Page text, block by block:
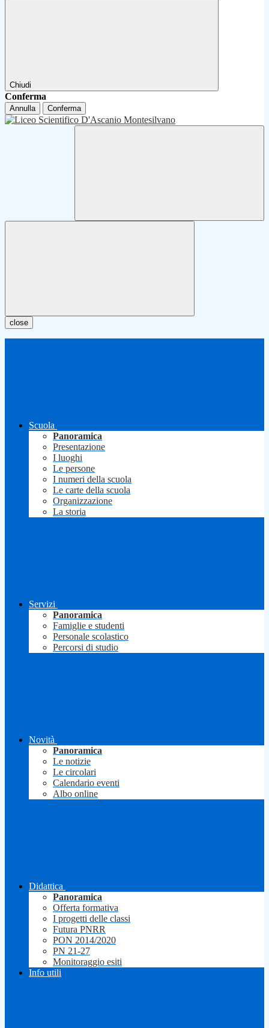
Chiudi
Conferma
Annulla Conferma
close
Scuola
Panoramica
Presentazione
I luoghi
Le persone
I numeri della scuola
Le carte della scuola
Organizzazione
La storia
Servizi
Panoramica
Famiglie e studenti
Personale scolastico
Percorsi di studio
Novità
Panoramica
Le notizie
Le circolari
Calendario eventi
Albo online
Didattica
Panoramica
Offerta formativa
I progetti delle classi
Futura PNRR
PON 2014/2020
PN 21-27
Monitoraggio esiti
Info utili